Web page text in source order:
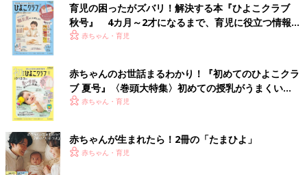
育児の困ったがズバリ！解決する本『ひよこクラブ
秋号』 4カ月～2才になるまで、育児に役立つ情報が
いっぱい！
赤ちゃん・育児
赤ちゃんのお世話まるわかり！『初めてのひよこクラ
ブ 夏号』〈巻頭大特集〉初めての授乳がうまくい
く！ おっぱい・ミルクの基本と夏のトラブル 解決テ
赤ちゃん・育児
赤ちゃんが生まれたら！2冊の「たまひよ」
赤ちゃん・育児